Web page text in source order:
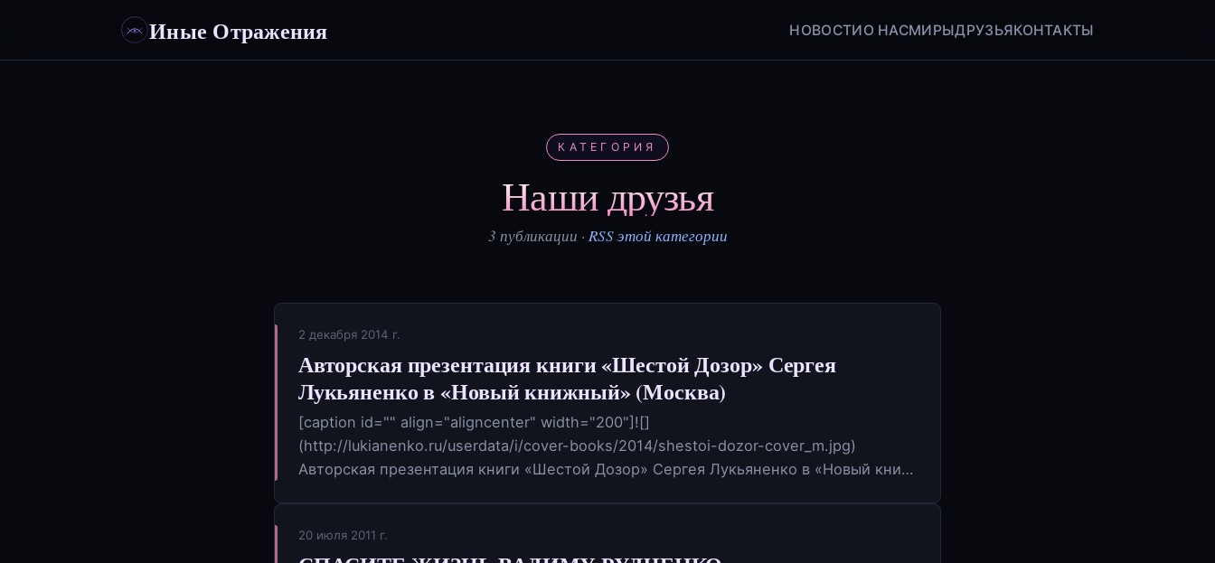
Иные Отражения НОВОСТИО НАСМИРЫДРУЗЬЯКОНТАКТЫ
КАТЕГОРИЯ
Наши друзья
3 публикации · RSS этой категории
2 декабря 2014 г.
Авторская презентация книги «Шестой Дозор» Сергея
Лукьяненко в «Новый книжный» (Москва)
[caption id="" align="aligncenter" width="200"]![]
(http://lukianenko.ru/userdata/i/cover-books/2014/shestoi-dozor-cover_m.jpg)
Авторская презентация книги «Шестой Дозор» Сергея Лукьяненко в «Новый кни…
20 июля 2011 г.